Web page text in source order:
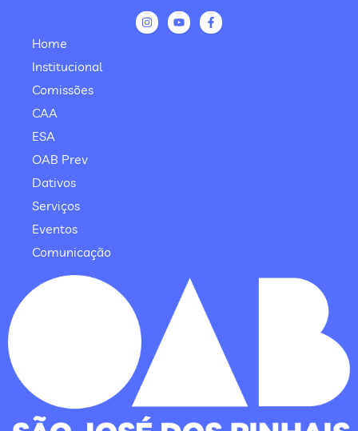
Home
Institucional
Comissões
CAA
ESA
OAB Prev
Dativos
Serviços
Eventos
Comunicação